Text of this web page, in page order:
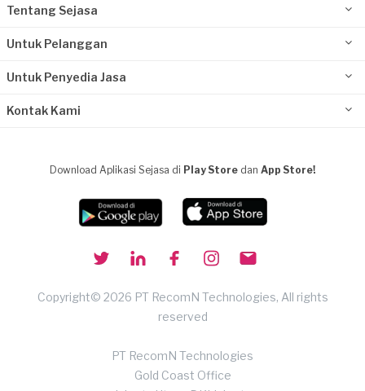
Tentang Sejasa
Untuk Pelanggan
Untuk Penyedia Jasa
Kontak Kami
Download Aplikasi Sejasa di Play Store dan App Store!
Copyright© 2026 PT RecomN Technologies, All rights
reserved
PT RecomN Technologies
Gold Coast Office